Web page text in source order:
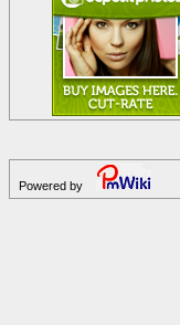
Powered by